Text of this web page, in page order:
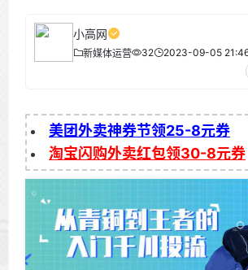
小高网
新媒体运营 32 2023-09-05
美团外卖神券节领25-8元券
淘宝闪购外卖红包领30-8元券